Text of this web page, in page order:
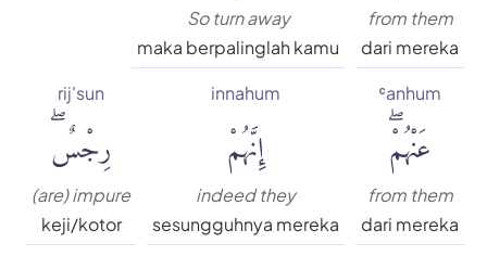
from them
dari mereka
So turn away
maka berpalinglah kamu
ʿanhum
عَنْهُمْۖ
from them
dari mereka
innahum
إِنَّهُمْ
indeed they
sesungguhnya mereka
rij'sun
رِجْسٌۖ
(are) impure
keji/kotor